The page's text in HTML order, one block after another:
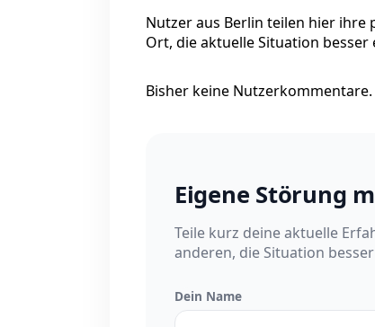
Nutzer aus Berlin teilen hier
Ort, die aktuelle Situation besser
Bisher keine
Eigene Störung
Teile kurz deine aktuelle
anderen, die Situation
Dein Name